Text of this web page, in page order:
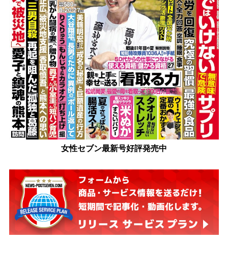
女性セブン最新号好評発売中